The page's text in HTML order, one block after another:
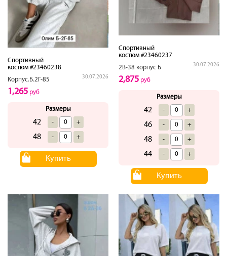
Спортивный
костюм #23460238
Корпус.Б.2Г-85
30.07.2026
1,265 руб
Размеры
42 - +
48 - +
Купить
Спортивный
костюм #23460237
2В-38 корпус Б
30.07.2026
2,875 руб
Размеры
42 - +
46 - +
48 - +
44 - +
Купить